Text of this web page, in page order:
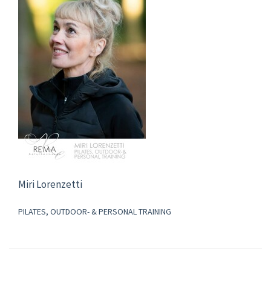
Miri Lorenzetti
PILATES, OUTDOOR- & PERSONAL TRAINING